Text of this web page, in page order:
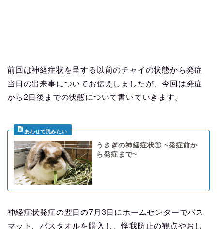
前回は神経症状を呈する以前のチャイの状態から発症
当日の出来事についてお伝えしましたが、今回は発症
から2日後までの状態について書いていきます。
うさぎの神経症状① ~発症前か
ら発症まで~
神経症状発症の翌日の7月3日にホームセンターでバス
マット、バスタオルを購入し、怪我防止の観点やおし